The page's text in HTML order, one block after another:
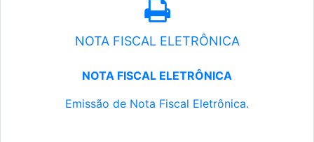
NOTA FISCAL ELETRÔNICA
NOTA FISCAL ELETRÔNICA
Emissão de Nota Fiscal Eletrônica.